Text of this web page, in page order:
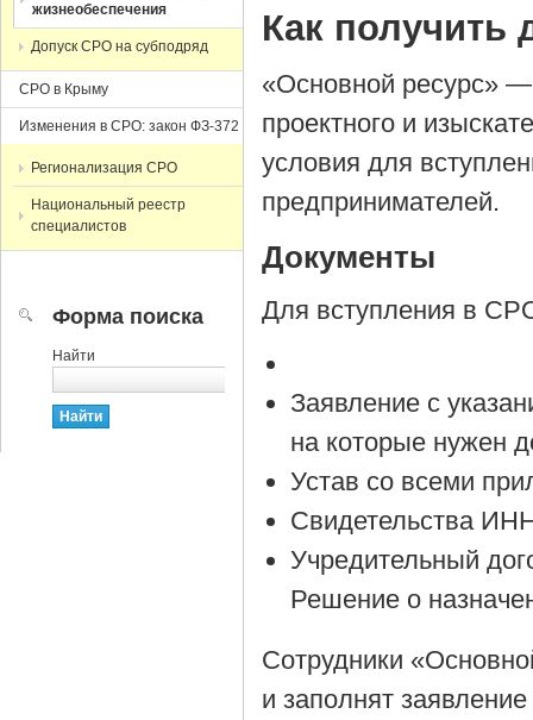
Как получить
«Основной ресурс» —
проектного и
условия для
предпринимателей.
Документы
Для вступления в
Заявление с
на которые нужен
Устав со всеми
Свидетельства
Учредительный
Решение о
Сотрудники
и заполнят
жизнеобеспечения
Допуск СРО на субподряд
СРО в Крыму
Изменения в СРО: закон ФЗ-372
Регионализация СРО
Национальный реестр
специалистов
Форма поиска
Найти